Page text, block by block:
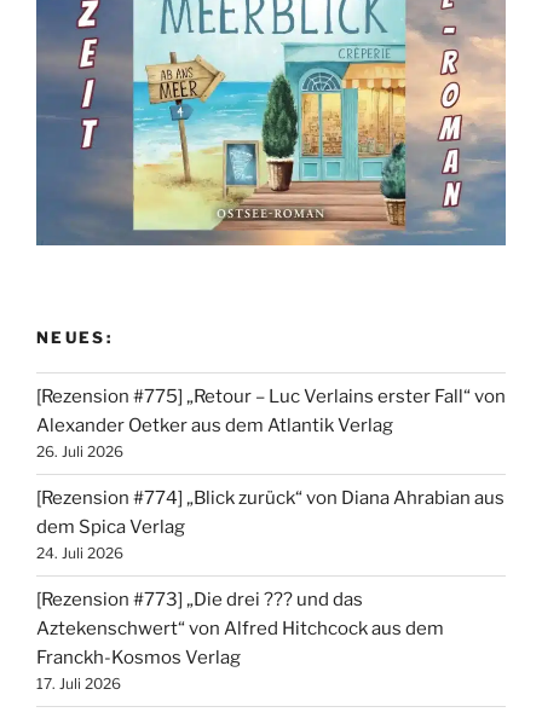
NEUES:
[Rezension #775] „Retour – Luc Verlains erster Fall“ von
Alexander Oetker aus dem Atlantik Verlag
26. Juli 2026
[Rezension #774] „Blick zurück“ von Diana Ahrabian aus
dem Spica Verlag
24. Juli 2026
[Rezension #773] „Die drei ??? und das
Aztekenschwert“ von Alfred Hitchcock aus dem
Franckh-Kosmos Verlag
17. Juli 2026